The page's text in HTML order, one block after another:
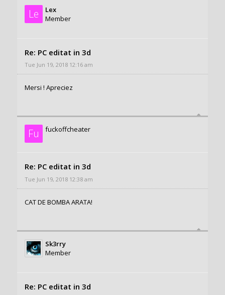
Le
Lex
Member
Re: PC editat in 3d
Tue Jun 19, 2018 12:16 am
Mersi ! Apreciez
Fu fuckoffcheater
Re: PC editat in 3d
Tue Jun 19, 2018 12:38 am
CAT DE BOMBA ARATA!
Sk3rry
Member
Re: PC editat in 3d